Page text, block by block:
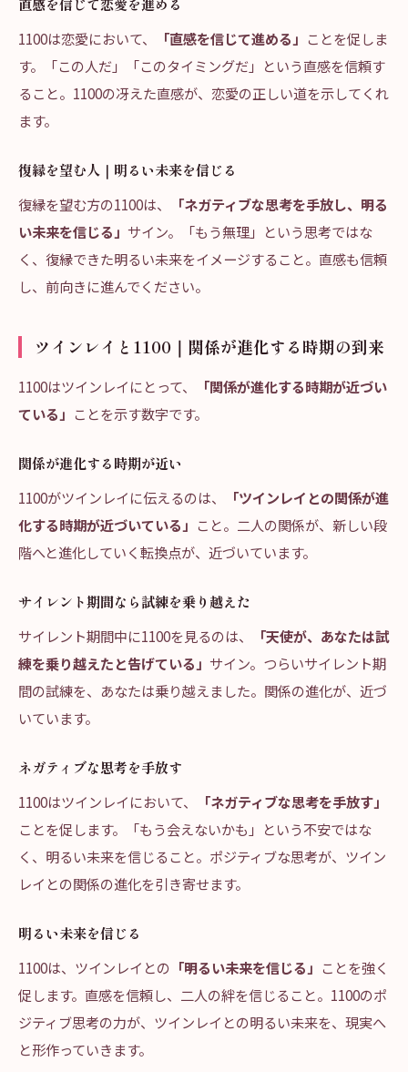
1100は恋愛において、
「直感を信じて進める」 ことを促しま
す。「この人だ」「このタイミングだ」という直感を信頼す
ること。1100の冴えた直感が、恋愛の正しい道を示してくれ
ます。
復縁を望む人｜明るい未来を信じる
復縁を望む方の1100は、
「ネガティブな思考を手放し、明る
い未来を信じる」 サイン。「もう無理」という思考ではな
く、復縁できた明るい未来をイメージすること。直感も信頼
し、前向きに進んでください。
ツインレイと1100｜関係が進化する時期の到来
1100はツインレイにとって、
「関係が進化する時期が近づい
ている」 ことを示す数字です。
関係が進化する時期が近い
1100がツインレイに伝えるのは、
「ツインレイとの関係が進
化する時期が近づいている」 こと。二人の関係が、新しい段
階へと進化していく転換点が、近づいています。
サイレント期間なら試練を乗り越えた
サイレント期間中に1100を見るのは、
「天使が、あなたは試
練を乗り越えたと告げている」 サイン。つらいサイレント期
間の試練を、あなたは乗り越えました。関係の進化が、近づ
いています。
ネガティブな思考を手放す
1100はツインレイにおいて、
「ネガティブな思考を手放す」
ことを促します。「もう会えないかも」という不安ではな
く、明るい未来を信じること。ポジティブな思考が、ツイン
レイとの関係の進化を引き寄せます。
明るい未来を信じる
1100は、ツインレイとの 「明るい未来を信じる」 ことを強く
促します。直感を信頼し、二人の絆を信じること。1100のポ
ジティブ思考の力が、ツインレイとの明るい未来を、現実へ
と形作っていきます。